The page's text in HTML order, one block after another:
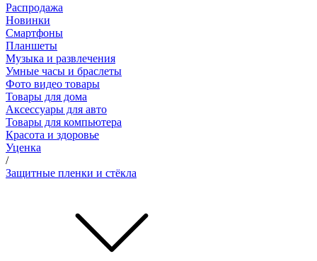
Распродажа
Новинки
Смартфоны
Планшеты
Музыка и развлечения
Умные часы и браслеты
Фото видео товары
Товары для дома
Аксессуары для авто
Товары для компьютера
Красота и здоровье
Уценка
/
Защитные пленки и стёкла